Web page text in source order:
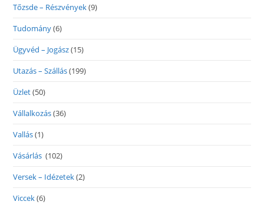
Tőzsde – Részvények(9)
Tudomány(6)
Ügyvéd – Jogász(15)
Utazás – Szállás(199)
Üzlet(50)
Vállalkozás(36)
Vallás(1)
Vásárlás (102)
Versek – Idézetek(2)
Viccek(6)